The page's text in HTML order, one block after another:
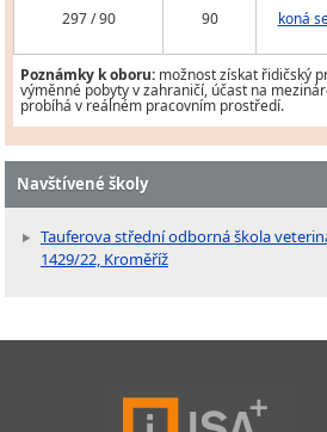
297 / 90 90 koná
Poznámky k oboru: možnost získat řidičský
výměnné pobyty v zahraničí, účast na
probíhá v reálném pracovním prostředí.
Navštívené školy
Tauferova střední odborná škola
1429/22, Kroměříž